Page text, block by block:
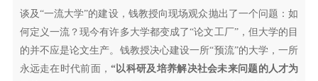
谈及“一流大学”的建设，钱教授向现场观众抛出了一个问题：如
何定义一流？现今有许多大学都变成了“论文工厂”，但大学的目
的并不应是论文生产。钱教授决心建设一所“预流”的大学，一所
永远走在时代前面，“以科研及培养解决社会未来问题的人才为